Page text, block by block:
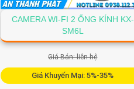
CAMERA WI-FI 2 ỐNG KÍNH KX-
SM6L
Giá Bán: liên hệ
Giá Khuyến Mại: 5%-35%